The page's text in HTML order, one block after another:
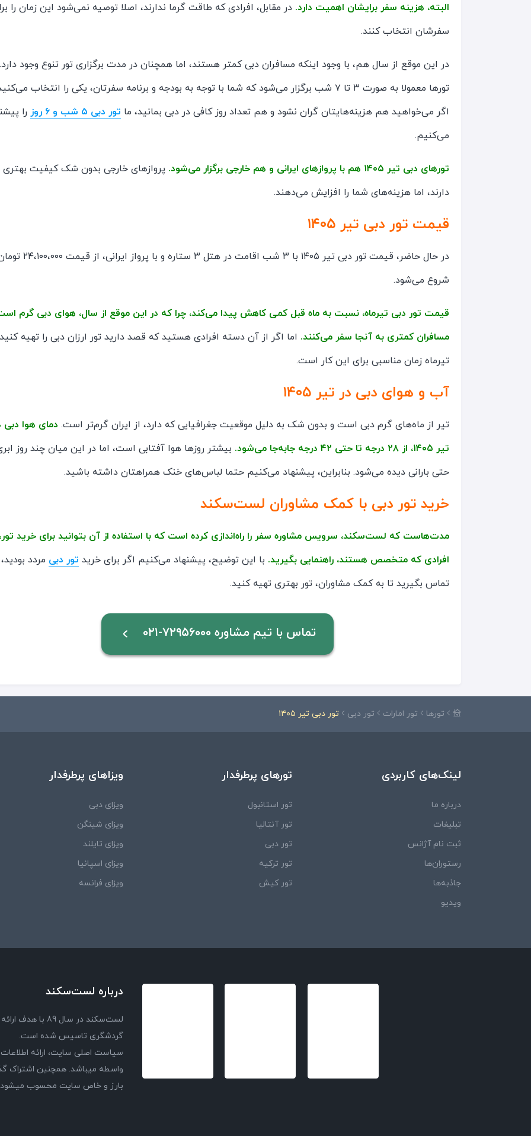
البته، هزینه سفر برایشان اهمیت دارد. در مقابل، افرادی که طاقت گرما ندارند، اصلا توصیه نمی‌شود این زمان را
سفرشان انتخاب کنند.
در این موقع از سال هم، با وجود اینکه مسافران دبی کمتر هستند، اما همچنان در مدت برگزاری تور تنوع وجود دارد.
تورها معمولا به صورت ۳ تا ۷ شب برگزار می‌شود که شما با توجه به بودجه و برنامه سفرتان، یکی را انتخاب
اگر می‌خواهید هم هزینه‌هایتان گران نشود و هم تعداد روز کافی در دبی بمانید، ما تور دبی ۵ شب و ۶ روز
را
می‌کنیم.
تورهای دبی تیر ۱۴۰۵ هم با پروازهای ایرانی و هم خارجی برگزار می‌شود.
پروازهای خارجی بدون شک کیفیت بهتری
دارند، اما هزینه‌های شما را افزایش می‌دهند.
قیمت تور دبی تیر ۱۴۰۵
در حال حاضر، قیمت تور دبی تیر ۱۴۰۵ با ۳ شب اقامت در هتل ۳ ستاره و با پرواز ایرانی، از
شروع می‌شود.
قیمت تور دبی تیرماه، نسبت به ماه قبل کمی کاهش پیدا می‌کند، چرا که در این موقع از سال، هوای دبی گرم
مسافران کمتری به آنجا سفر می‌کنند. اما اگر از آن دسته افرادی هستید که قصد دارید تور ارزان دبی را تهیه
تیرماه زمان مناسبی برای این کار است.
آب و هوای دبی در تیر ۱۴۰۵
تیر از ماه‌های گرم دبی است و بدون شک به دلیل موقعیت جغرافیایی که دارد، از ایران گرم‌تر است. دمای هوا دبی
تیر ۱۴۰۵، از ۲۸ درجه تا حتی ۴۲ درجه جابه‌جا می‌شود.
بیشتر روزها هوا آفتابی است، اما در این میان چند روز
حتی بارانی دیده می‌شود. بنابراین، پیشنهاد می‌کنیم حتما لباس‌های خنک همراهتان داشته باشید.
خرید تور دبی با کمک مشاوران لست‌سکند
مدت‌هاست که لست‌سکند، سرویس مشاوره سفر را راه‌اندازی کرده است که با استفاده از آن بتوانید برای خرید تور،
افرادی که متخصص هستند، راهنمایی بگیرید. با این توضیح، پیشنهاد می‌کنیم اگر برای خرید تور دبی مردد بودید،
تماس بگیرید تا به کمک مشاوران، تور بهتری تهیه کنید.
تماس با تیم مشاوره ۷۲۹۵۶۰۰۰-۰۲۱
تورها تور امارات تور دبی تور دبی تیر ۱۴۰۵
لینک‌های کاربردی
درباره ما
تبلیغات
ثبت نام آژانس
رستوران‌ها
جاذبه‌ها
ویدیو‌
تورهای پرطرفدار
تور استانبول
تور آنتالیا
تور دبی
تور ترکیه
تور کیش
ویزاهای پرطرفدار
ویزای دبی
ویزای شینگن
ویزای تایلند
ویزای اسپانیا
ویزای فرانسه
درباره لست‌سکند
لست‌سکند در
گردشگری تاسیس شده است.
سیاست اصلی سایت، ارائه
واسطه میباشد. همچنین اشتراک
بارز و خاص سایت محسوب میشود و